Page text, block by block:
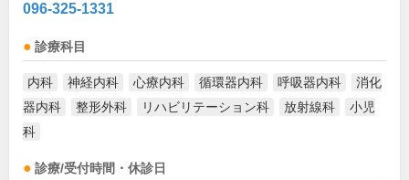
096-325-1331
診療科目
内科 神経内科 心療内科 循環器内科 呼吸器内科
消化
器内科
整形外科 リハビリテーション科 放射線科
小児
科
診療/受付時間・休診日